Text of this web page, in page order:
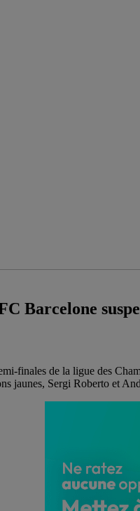
Barcelone
finales de la ligue des
jaunes, Sergi Roberto et